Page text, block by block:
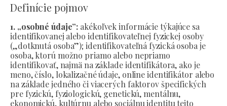
Definície pojmov
1. „osobné údaje”: akékoľvek informácie týkajúce sa
identifikovanej alebo identifikovateľnej fyzickej osoby
(„dotknutá osoba”); identifikovateľná fyzická osoba je
osoba, ktorú možno priamo alebo nepriamo
identifikovať, najmä na základe identifikátora, ako je
meno, číslo, lokalizačné údaje, online identifikátor alebo
na základe jedného či viacerých faktorov špecifických
pre fyzickú, fyziologickú, genetickú, mentálnu,
ekonomickú, kultúrnu alebo sociálnu identitu tejto